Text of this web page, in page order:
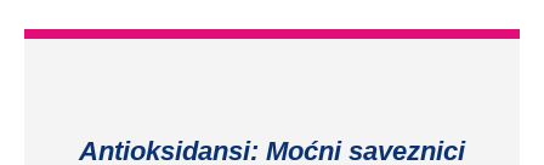
Antioksidansi: Moćni saveznici